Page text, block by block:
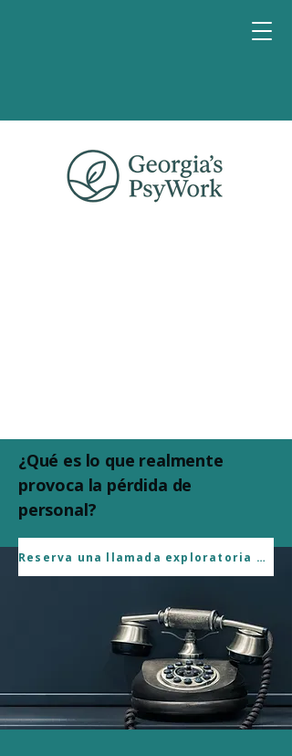
¿Qué es lo que realmente
provoca la pérdida de
personal?
Reserva una llamada exploratoria sin compromiso.